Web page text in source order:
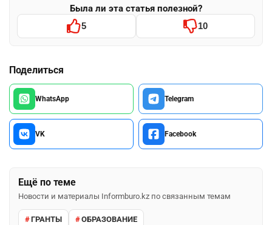
Была ли эта статья полезной?
5 10
Поделиться
WhatsApp Telegram
VK Facebook
Ещё по теме
Новости и материалы Informburo.kz по связанным темам
ГРАНТЫ ОБРАЗОВАНИЕ